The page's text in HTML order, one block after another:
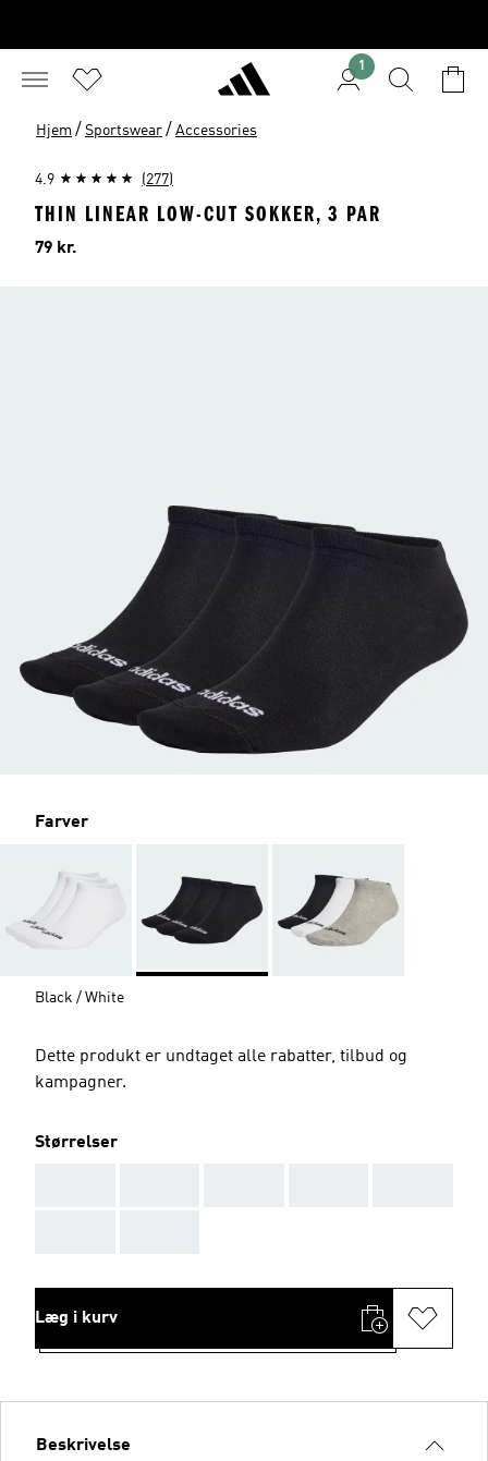
1
Hjem / Sportswear / Accessories
4.9 (277)
THIN LINEAR LOW-CUT SOKKER, 3 PAR
Pris
79 kr.
Farver
Black / White
Dette produkt er undtaget alle rabatter, tilbud og
kampagner.
Størrelser
Læg i kurv
Beskrivelse